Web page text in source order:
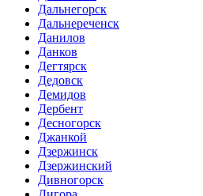
Дальнегорск
Дальнереченск
Данилов
Данков
Дегтярск
Дедовск
Демидов
Дербент
Десногорск
Джанкой
Дзержинск
Дзержинский
Дивногорск